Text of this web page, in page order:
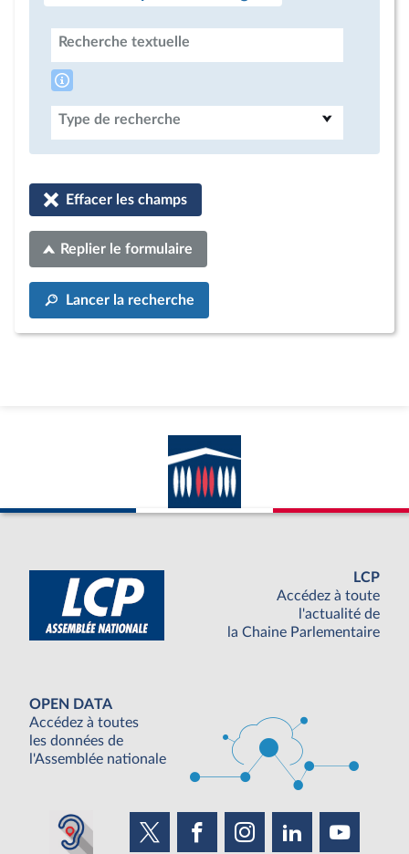
Recherche textuelle
Type de recherche
Effacer les champs
Replier le formulaire
Lancer la recherche
LCP
Accédez à toute
l'actualité de
la Chaine Parlementaire
OPEN DATA
Accédez à toutes
les données de
l'Assemblée nationale